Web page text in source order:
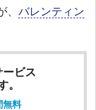
バレンティン
ービス
。
無料